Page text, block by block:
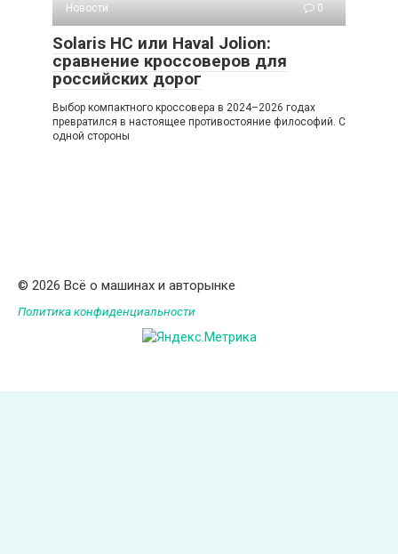
Новости
0
Solaris HC или Haval Jolion:
сравнение кроссоверов для
российских дорог
Выбор компактного кроссовера в 2024–2026 годах
превратился в настоящее противостояние философий. С
одной стороны
© 2026 Всё о машинах и авторынке
Политика конфиденциальности